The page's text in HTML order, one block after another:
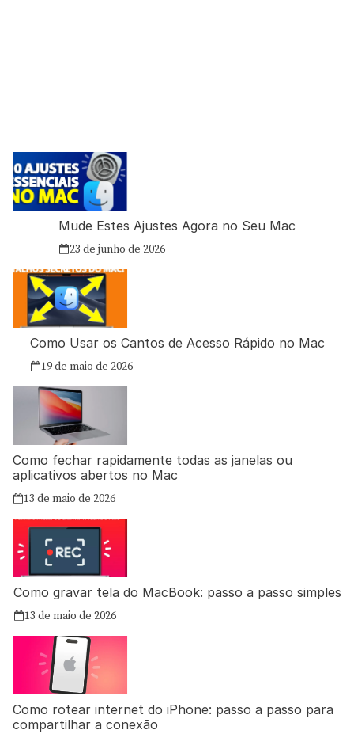
Mude Estes Ajustes Agora no Seu Mac
23 de junho de 2026
Como Usar os Cantos de Acesso Rápido no Mac
19 de maio de 2026
Como fechar rapidamente todas as janelas ou
aplicativos abertos no Mac
13 de maio de 2026
Como gravar tela do MacBook: passo a passo simples
13 de maio de 2026
Como rotear internet do iPhone: passo a passo para
compartilhar a conexão